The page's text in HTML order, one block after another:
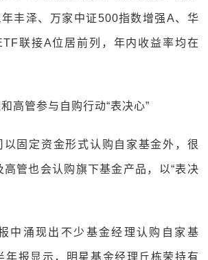
丰泽、万家中证500指数增强A、华
联接A位居前列，年内收益率均在
高管参与自购行动“表决心”
以固定资金形式认购自家基金外，很
高管也会认购旗下基金产品，以“表决
中涌现出不少基金经理认购自家基
年报显示，明星基金经理丘栋荣持有